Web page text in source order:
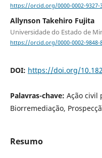
https://orcid.org/0000-0002-9327-
Allynson Takehiro Fujita
Universidade do Estado de
https://orcid.org/0000-0002-9848-
DOI: https://doi.org/
Palavras-chave: Ação civil
Biorremediação,
Resumo